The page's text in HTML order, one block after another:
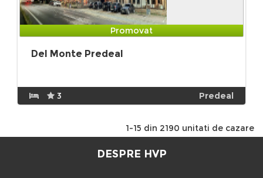
Promovat
Del Monte Predeal
3 Predeal
1-15 din 2190 unitati de cazare
DESPRE HVP